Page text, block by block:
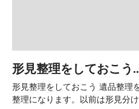
形見整理をしておこう
形見整理をしておこう 遺品整理
整理になります。以前は形見分